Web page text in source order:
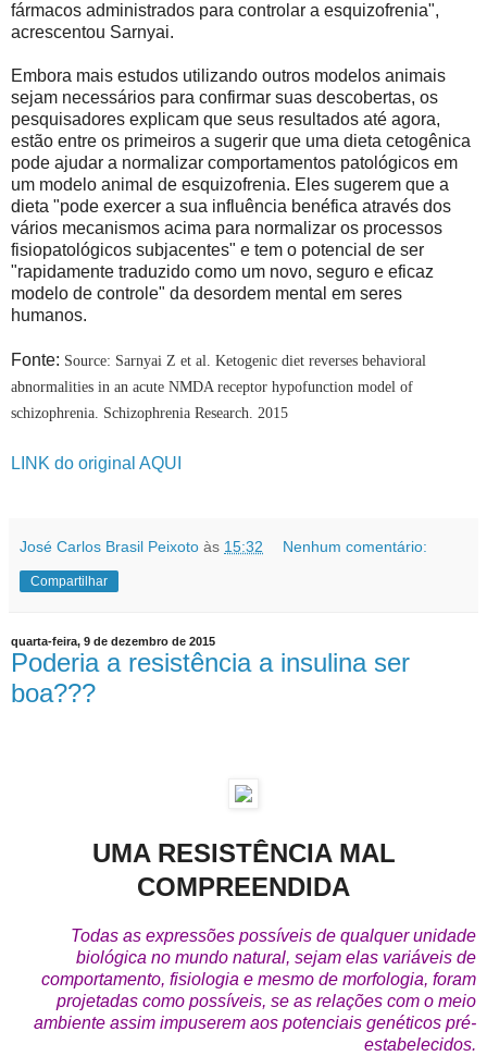
fármacos administrados para controlar a esquizofrenia",
acrescentou Sarnyai.
Embora mais estudos utilizando outros modelos animais
sejam necessários para confirmar suas descobertas, os
pesquisadores explicam que seus resultados até agora,
estão entre os primeiros a sugerir que uma dieta cetogênica
pode ajudar a normalizar comportamentos patológicos em
um modelo animal de esquizofrenia. Eles sugerem que a
dieta "pode exercer a sua influência benéfica através dos
vários mecanismos acima para normalizar os processos
fisiopatológicos subjacentes" e tem o potencial de ser
"rapidamente traduzido como um novo, seguro e eficaz
modelo de controle" da desordem mental em seres
humanos.
Fonte: Source: Sarnyai Z et al. Ketogenic diet reverses behavioral
abnormalities in an acute NMDA receptor hypofunction model of
schizophrenia. Schizophrenia Research. 2015
LINK do original AQUI
José Carlos Brasil Peixoto às 15:32 Nenhum comentário:
Compartilhar
quarta-feira, 9 de dezembro de 2015
Poderia a resistência a insulina ser
boa???
UMA RESISTÊNCIA MAL
COMPREENDIDA
Todas as expressões possíveis de qualquer unidade
biológica no mundo natural, sejam elas variáveis de
comportamento, fisiologia e mesmo de morfologia, foram
projetadas como possíveis, se as relações com o meio
ambiente assim impuserem aos potenciais genéticos pré-
estabelecidos.